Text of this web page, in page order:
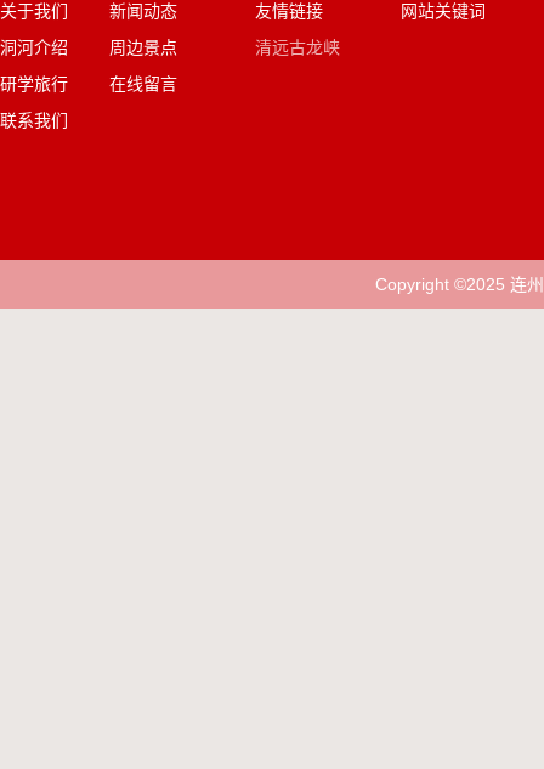
关于我们
新闻动态
洞河介绍
周边景点
研学旅行
在线留言
联系我们
友情链接
清远古龙峡
网站关键词
Copyright ©2025 连